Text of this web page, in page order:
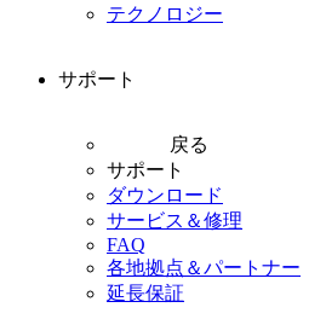
テクノロジー
サポート
戻る
サポート
ダウンロード
サービス＆修理
FAQ
各地拠点＆パートナー
延長保証